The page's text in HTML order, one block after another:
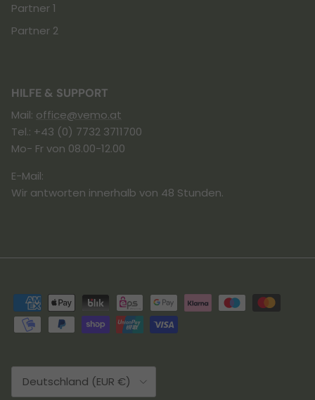
Partner 1
Partner 2
HILFE & SUPPORT
Mail: office@vemo.at
Tel.: +43 (0) 7732 3711700
Mo- Fr von 08.00-12.00
E-Mail:
Wir antworten innerhalb von 48 Stunden.
Land/Region
Deutschland (EUR €)